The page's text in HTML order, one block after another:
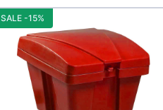
SALE -15%